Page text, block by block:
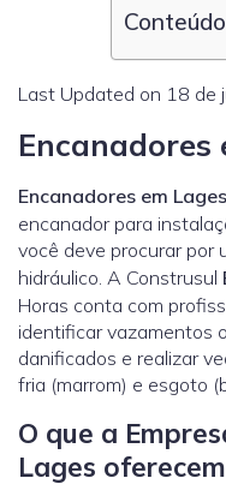
Last Updated on 18 de
Encanadores
Encanadores em Lages
encanador para
você deve procurar por
hidráulico. A Construsul
Horas conta com
identificar vazamentos
danificados e realizar
fria (marrom) e esgoto
O que a
Lages